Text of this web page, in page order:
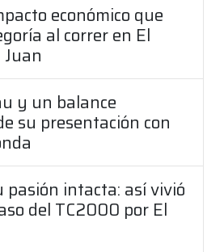
económico que
al correr en El
y un balance
su presentación con
pasión intacta: así vivió
del TC2000 por El